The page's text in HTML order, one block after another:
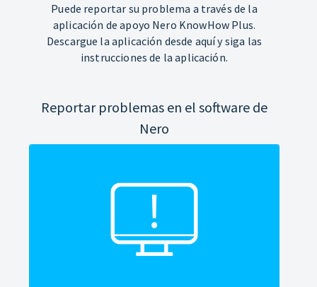
Puede reportar su problema a través de la
aplicación de apoyo Nero KnowHow Plus.
Descargue la aplicación desde aquí y siga las
instrucciones de la aplicación.
Reportar problemas en el software de
Nero